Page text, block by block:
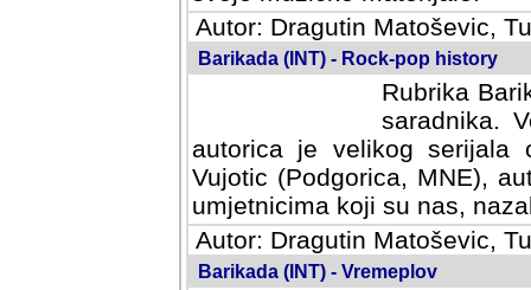
Autor: Dragutin Matoševic,
Barikada (INT) - Rock-pop history
Rubrika
saradnika.
autorica je velikog serijala
Vujotic (Podgorica, MNE),
umjetnicima koji su nas,
Autor: Dragutin Matoševic,
Barikada (INT) - Vremeplov